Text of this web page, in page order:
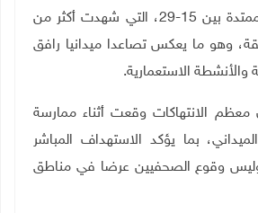
سيما خلال الفترة الممتدة بين 15-29، التي شهدت أكثر من
وهو ما يعكس تصاعدا ميدانيا رافق
والأنشطة الاستعمارية.
الانتهاكات وقعت أثناء ممارسة
بما يؤكد الاستهداف المباشر
وليس وقوع الصحفيين عرضا في مناطق